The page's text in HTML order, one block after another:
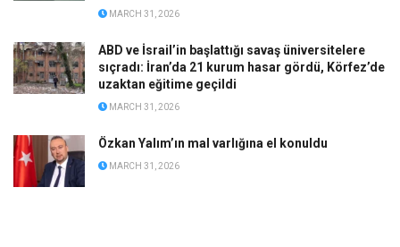
MARCH 31, 2026
ABD ve İsrail’in başlattığı savaş üniversitelere
sıçradı: İran’da 21 kurum hasar gördü, Körfez’de
uzaktan eğitime geçildi
MARCH 31, 2026
Özkan Yalım’ın mal varlığına el konuldu
MARCH 31, 2026